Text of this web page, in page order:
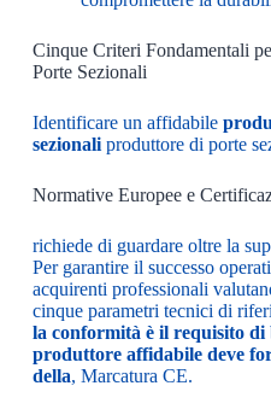
Cinque Criteri Fondamentali
Porte Sezionali
Identificare un affidabile
sezionaliproduttore di porte
Normative Europee e
richiede di guardare oltre la
Per garantire il successo
acquirenti professionali
cinque parametri tecnici di
la conformità è il requisito di
produttore affidabile deve
della, Marcatura CE.